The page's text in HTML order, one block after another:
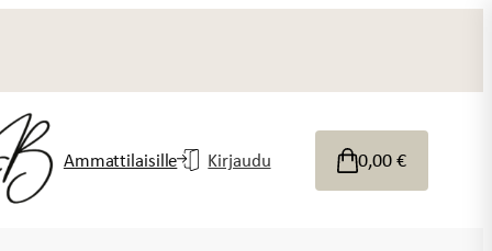
Ammattilaisille Kirjaudu 0,00€